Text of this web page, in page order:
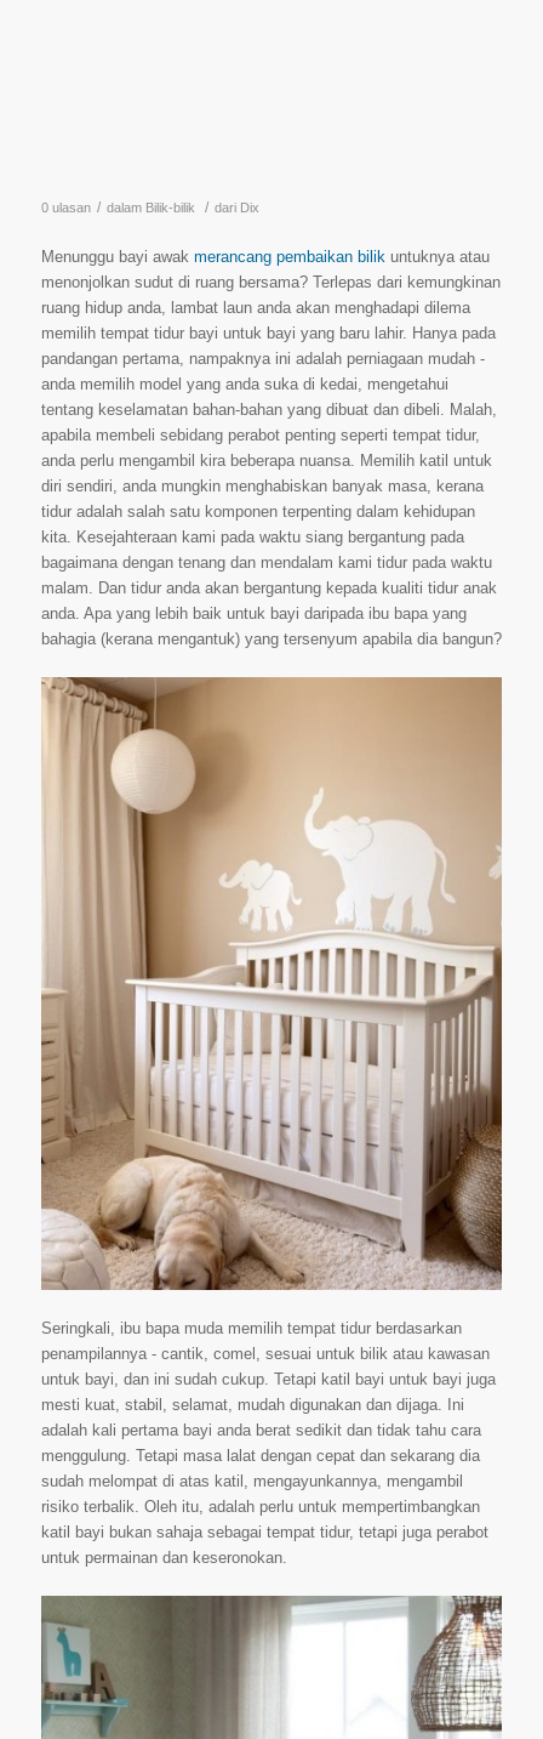
0 ulasan / dalam Bilik-bilik / dari Dix
Menunggu bayi awak merancang pembaikan bilik untuknya atau
menonjolkan sudut di ruang bersama? Terlepas dari kemungkinan
ruang hidup anda, lambat laun anda akan menghadapi dilema
memilih tempat tidur bayi untuk bayi yang baru lahir. Hanya pada
pandangan pertama, nampaknya ini adalah perniagaan mudah -
anda memilih model yang anda suka di kedai, mengetahui
tentang keselamatan bahan-bahan yang dibuat dan dibeli. Malah,
apabila membeli sebidang perabot penting seperti tempat tidur,
anda perlu mengambil kira beberapa nuansa. Memilih katil untuk
diri sendiri, anda mungkin menghabiskan banyak masa, kerana
tidur adalah salah satu komponen terpenting dalam kehidupan
kita. Kesejahteraan kami pada waktu siang bergantung pada
bagaimana dengan tenang dan mendalam kami tidur pada waktu
malam. Dan tidur anda akan bergantung kepada kualiti tidur anak
anda. Apa yang lebih baik untuk bayi daripada ibu bapa yang
bahagia (kerana mengantuk) yang tersenyum apabila dia bangun?
Seringkali, ibu bapa muda memilih tempat tidur berdasarkan
penampilannya - cantik, comel, sesuai untuk bilik atau kawasan
untuk bayi, dan ini sudah cukup. Tetapi katil bayi untuk bayi juga
mesti kuat, stabil, selamat, mudah digunakan dan dijaga. Ini
adalah kali pertama bayi anda berat sedikit dan tidak tahu cara
menggulung. Tetapi masa lalat dengan cepat dan sekarang dia
sudah melompat di atas katil, mengayunkannya, mengambil
risiko terbalik. Oleh itu, adalah perlu untuk mempertimbangkan
katil bayi bukan sahaja sebagai tempat tidur, tetapi juga perabot
untuk permainan dan keseronokan.